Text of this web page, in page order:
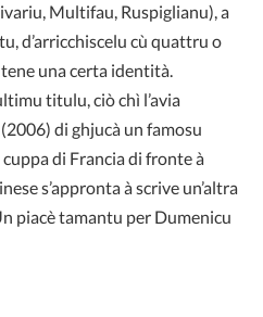
Multifau, Ruspiglianu), a
d’arricchiscelu cù quattru o
una certa identità.
titulu, ciò chì l’avia
(2006) di ghjucà un famosu
di Francia di fronte à
s’appronta à scrive un’altra
piacè tamantu per Dumenicu